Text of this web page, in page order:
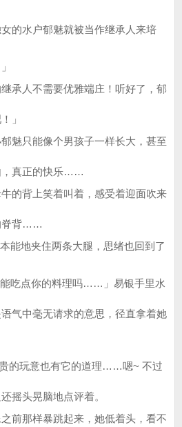
水户郁魅就被当作继承人来培
人不需要优雅端庄！听好了，郁
」
只能像个男孩子一样长大，甚至
，真正的快乐……
背上笑着叫着，感受着迎面吹来
脊背……
地夹住两条大腿，思绪也回到了
吃点你的料理吗……」易银手里水
气中毫无请求的意思，径直拿着她
玩意也有它的道理……嗯~ 不过
摇头晃脑地点评着。
那样暴跳起来，她低着头，看不